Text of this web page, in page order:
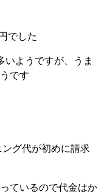
でした
ようですが、うま
です
グ代が初めに請求
ているので代金はか